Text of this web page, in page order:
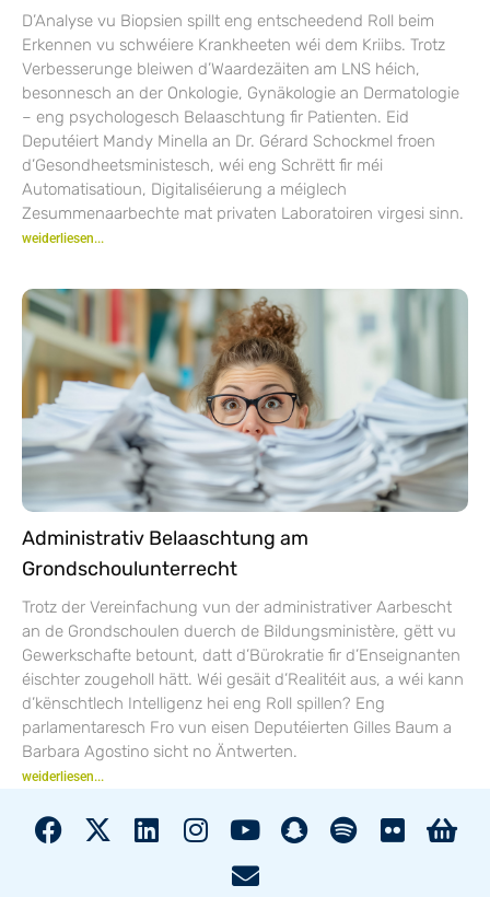
D’Analyse vu Biopsien spillt eng entscheedend Roll beim
Erkennen vu schwéiere Krankheeten wéi dem Kriibs. Trotz
Verbesserunge bleiwen d’Waardezäiten am LNS héich,
besonnesch an der Onkologie, Gynäkologie an Dermatologie
– eng psychologesch Belaaschtung fir Patienten. Eid
Deputéiert Mandy Minella an Dr. Gérard Schockmel froen
d’Gesondheetsministesch, wéi eng Schrëtt fir méi
Automatisatioun, Digitaliséierung a méiglech
Zesummenaarbechte mat privaten Laboratoiren virgesi sinn.
weiderliesen...
Administrativ Belaaschtung am
Grondschoulunterrecht
Trotz der Vereinfachung vun der administrativer Aarbescht
an de Grondschoulen duerch de Bildungsministère, gëtt vu
Gewerkschafte betount, datt d’Bürokratie fir d’Enseignanten
éischter zougeholl hätt. Wéi gesäit d’Realitéit aus, a wéi kann
d’kënschtlech Intelligenz hei eng Roll spillen? Eng
parlamentaresch Fro vun eisen Deputéierten Gilles Baum a
Barbara Agostino sicht no Äntwerten.
weiderliesen...